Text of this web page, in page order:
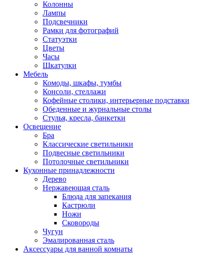
Колонны
Лампы
Подсвечники
Рамки для фотографий
Статуэтки
Цветы
Часы
Шкатулки
Мебель
Комоды, шкафы, тумбы
Консоли, стеллажи
Кофейные столики, интерьерные подставки
Обеденные и журнальные столы
Стулья, кресла, банкетки
Освещение
Бра
Классические светильники
Подвесные светильники
Потолочные светильники
Кухонные принадлежности
Дерево
Нержавеющая сталь
Блюда для запекания
Кастрюли
Ножи
Сковороды
Чугун
Эмалированная сталь
Аксессуары для ванной комнаты